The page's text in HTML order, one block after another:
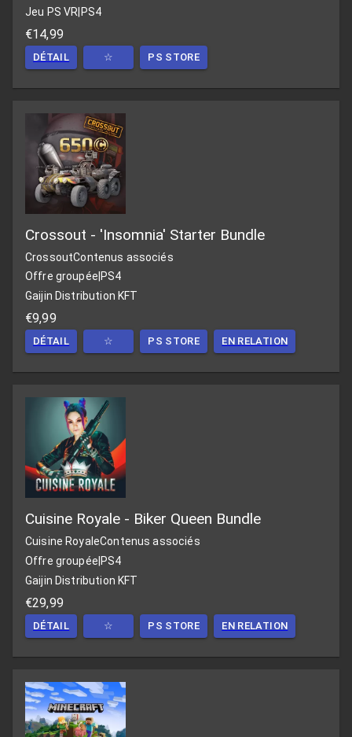
Jeu PS VR PS4
€14,99
DÉTAIL ☆ PS STORE
Crossout - 'Insomnia' Starter Bundle
CrossoutContenus associés
Offre groupée PS4
Gaijin Distribution KFT
€9,99
DÉTAIL ☆ PS STORE EN RELATION
Cuisine Royale - Biker Queen Bundle
Cuisine RoyaleContenus associés
Offre groupée PS4
Gaijin Distribution KFT
€29,99
DÉTAIL ☆ PS STORE EN RELATION